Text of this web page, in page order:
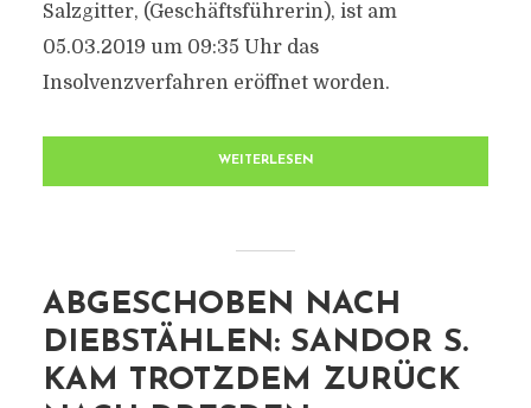
Salzgitter, (Geschäftsführerin), ist am
05.03.2019 um 09:35 Uhr das
Insolvenzverfahren eröffnet worden.
WEITERLESEN
ABGESCHOBEN NACH
DIEBSTÄHLEN: SANDOR S.
KAM TROTZDEM ZURÜCK